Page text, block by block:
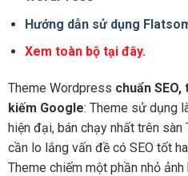
Hướng dẫn sử dụng
Xem toàn bộ tại đây.
Theme Wordpress chuẩn
kiếm Google: Theme sử dụng
hiện đại, bán chạy nhất trên
cần lo lắng vấn đề có SEO tốt
Theme chiếm một phần nhỏ